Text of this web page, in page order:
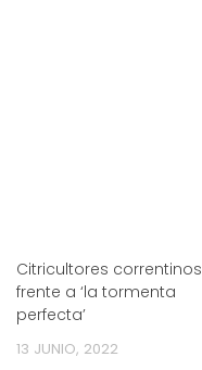
Citricultores correntinos
frente a ‘la tormenta
perfecta’
13 JUNIO, 2022